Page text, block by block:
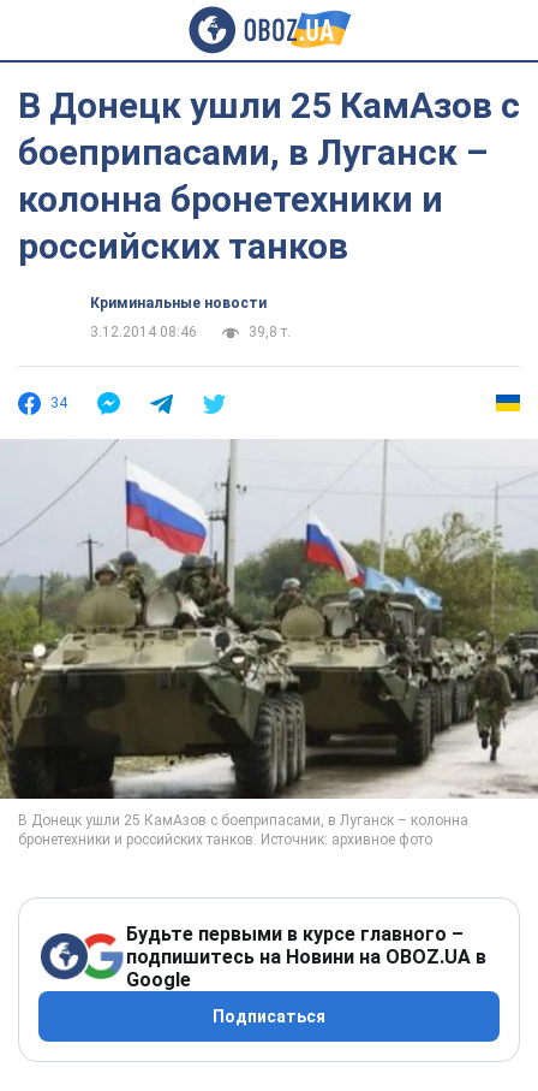
В Донецк ушли 25 КамАзов с
боеприпасами, в Луганск –
колонна бронетехники и
российских танков
Криминальные новости
3.12.2014 08:46
39,8 т.
34
Будьте первыми в курсе главного –
подпишитесь на Новини на OBOZ.UA в
Google
Подписаться